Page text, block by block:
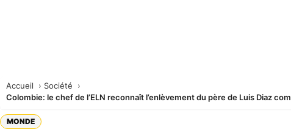
Accueil
Société
Colombie: le chef de l’ELN reconnaît l’enlèvement du père de Luis Diaz
MONDE